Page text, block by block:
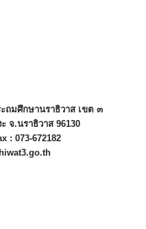
ถมศึกษานราธิวาส เขต ๓
จ.นราธิวาส 96130
: 073-672182